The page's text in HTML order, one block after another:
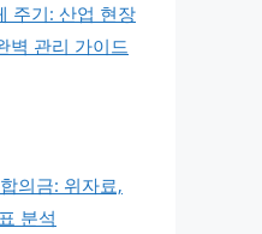
주기: 산업 현장
벽 관리 가이드
의금: 위자료,
분석